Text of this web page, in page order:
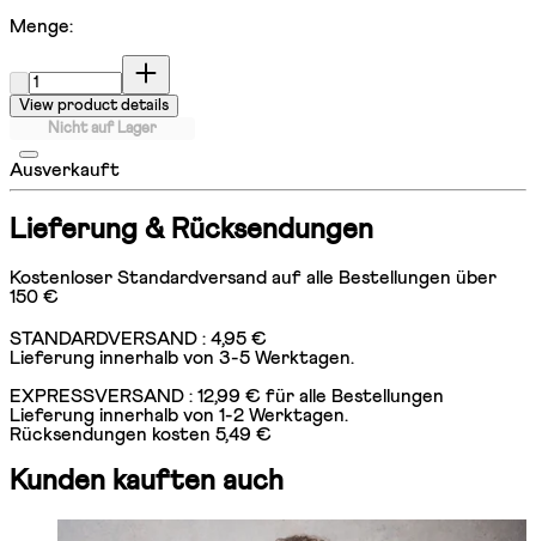
Menge:
View product details
Nicht auf Lager
Ausverkauft
Lieferung & Rücksendungen
Kostenloser Standardversand auf alle Bestellungen über
150 €
STANDARDVERSAND : 4,95 €
Lieferung innerhalb von 3-5 Werktagen.
EXPRESSVERSAND : 12,99 € für alle Bestellungen
Lieferung innerhalb von 1-2 Werktagen.
Rücksendungen kosten 5,49 €
Kunden kauften auch